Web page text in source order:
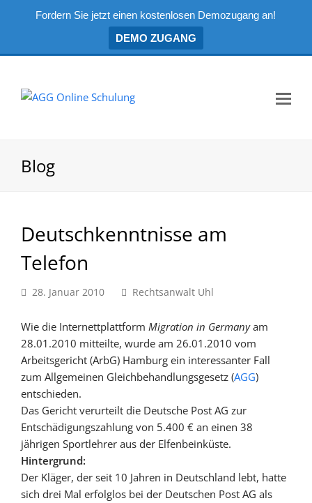
Fordern Sie jetzt einen kostenlosen Demozugang an!
DEMO ZUGANG
Blog
Deutschkenntnisse am
Telefon
28. Januar 2010 Rechtsanwalt Uhl
Wie die Internettplattform Migration in Germanyam
28.01.2010 mitteilte, wurde am 26.01.2010 vom
Arbeitsgericht (ArbG) Hamburg ein interessanter Fall
zum Allgemeinen Gleichbehandlungsgesetz (AGG)
entschieden.
Das Gericht verurteilt die Deutsche Post AG zur
Entschädigungszahlung von 5.400 € an einen 38
jährigen Sportlehrer aus der Elfenbeinküste.
Hintergrund:
Der Kläger, der seit 10 Jahren in Deutschland lebt, hatte
sich drei Mal erfolglos bei der Deutschen Post AG als